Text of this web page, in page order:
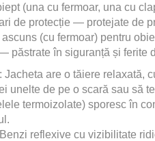
(una cu fermoar, una cu
de protecție — protejate de
(cu fermoar) pentru
păstrate în siguranță și ferite
: Jacheta are o tăiere relaxată,
unelte de pe o scară sau să
termoizolate) sporesc în
reflexive cu vizibilitate